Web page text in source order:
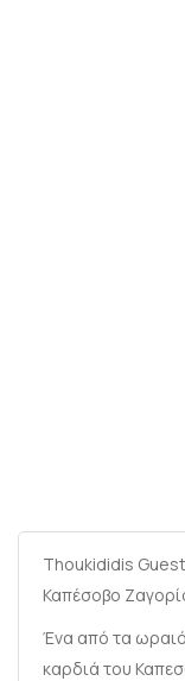
Thoukididis
Καπέσοβο
Ένα από τα
καρδιά του